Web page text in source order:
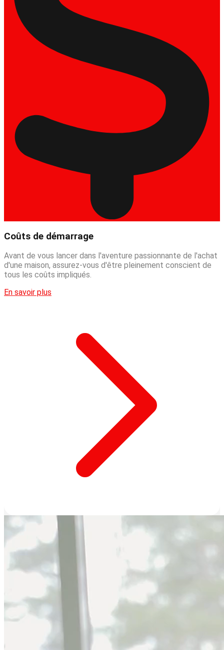
Coûts de démarrage
Avant de vous lancer dans l'aventure passionnante de l'achat
d'une maison, assurez-vous d'être pleinement conscient de
tous les coûts impliqués.
En savoir plus